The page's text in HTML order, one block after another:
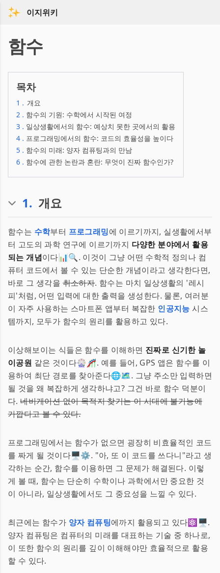
이지위키
함수
목차
1 . 개요
2 . 함수의 기원: 수학에서 시작된 여정
3 . 일상생활에서의 함수: 예상치 못한 곳에서의 활용
4 . 프로그래밍에서의 함수: 코드의 효율성을 높이다
5 . 함수의 미래: 양자 컴퓨팅과의 만남
6 . 함수에 관한 논란과 혼란: 무엇이 진짜 함수인가?
1. 개요
함수는 수학부터 프로그래밍에 이르기까지, 실생활에서부
터 고도의 과학 연구에 이르기까지 다양한 분야에서 활용
되는 개념이다📊🔍. 이것이 그냥 어떤 수학적 정의나 컴
퓨터 코드에서 볼 수 있는 단순한 개념이라고 생각한다면,
바로 그 생각을취소하자. 함수는 마치 일상생활의 '레시
피'처럼, 어떤 입력에 대한 출력을 생성한다. 물론, 여러분
이 자주 사용하는 스마트폰 앱부터 복잡한 인공지능 시스
템까지, 모두가 함수의 원리를 활용하고 있다.
이상해보이는 식들은 함수를 이해하면 진짜로 신기한 놀
이공원 같은 것이다🎡🎢. 예를 들어, GPS 앱은 함수를 이
용하여 최단 경로를 찾아준다🌐🗺️. 그냥 주소만 입력하면
될 것을 왜 복잡하게 생각하냐고? 그건 바로 함수 덕분이
다.네비게이션 없이 목적지 찾기는 이 시대에 불가능에
가깝다고 볼 수 있다.
프로그래밍에서는 함수가 없으면 굉장히 비효율적인 코드
를 짜게 될 것이다🖥️⚙️. "아, 또 이 코드를 쓰다니"라고 생
각하는 순간, 함수를 이용하면 그 문제가 해결된다. 이렇
게 볼 때, 함수는 단순히 수학이나 과학에서만 중요한 것
이 아니라, 일상생활에서도 그 중요성을 느낄 수 있다.
최근에는 함수가 양자 컴퓨팅에까지 활용되고 있다⚛️🖥️.
양자 컴퓨팅은 컴퓨터의 미래를 대표하는 기술 중 하나로,
이 또한 함수의 원리를 깊이 이해해야만 효율적으로 활용
할 수 있다.